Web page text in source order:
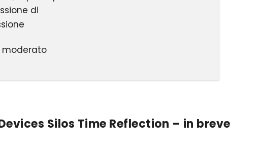
di
moderato
Silos Time Reflection – in breve